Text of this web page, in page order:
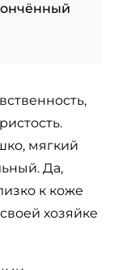
мягкий
Да,
к коже
хозяйке